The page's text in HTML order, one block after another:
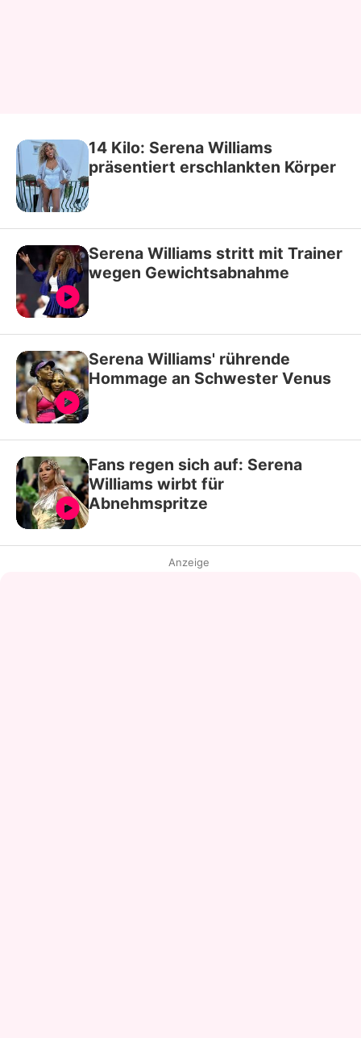
14 Kilo: Serena Williams
präsentiert erschlankten Körper
Serena Williams stritt mit Trainer
wegen Gewichtsabnahme
Serena Williams' rührende
Hommage an Schwester Venus
Fans regen sich auf: Serena
Williams wirbt für
Abnehmspritze
Anzeige